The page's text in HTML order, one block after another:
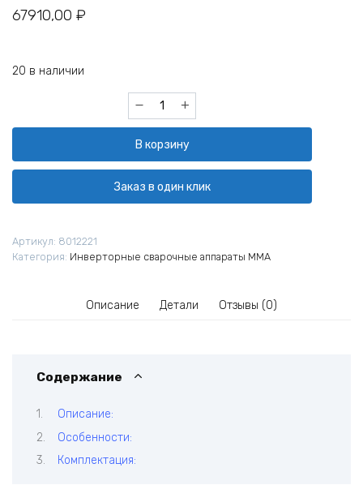
67910,00 ₽
20 в наличии
Количество
товара
инверторный
Сварог
ARC-
315
30-
В корзину
Заказ в один клик
Артикул: 8012221
Категория: Инверторные сварочные аппараты MMA
Описание Детали Отзывы (0)
Содержание
Описание:
Особенности:
Комплектация: